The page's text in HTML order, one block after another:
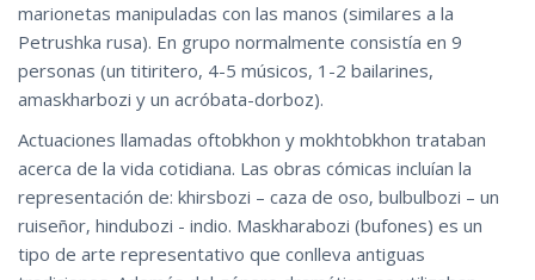
marionetas manipuladas con las manos (similares a la
Petrushka rusa). En grupo normalmente consistía en 9
personas (un titiritero, 4-5 músicos, 1-2 bailarines,
amaskharbozi y un acróbata-dorboz).
Actuaciones llamadas oftobkhon y mokhtobkhon trataban
acerca de la vida cotidiana. Las obras cómicas incluían la
representación de: khirsbozi – caza de oso‚ bulbulbozi – un
ruiseñor‚ hindubozi - indio. Maskharabozi (bufones) es un
tipo de arte representativo que conlleva antiguas